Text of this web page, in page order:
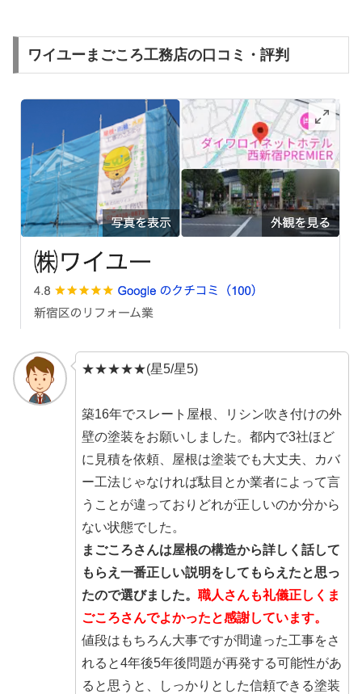
ワイユーまごころ工務店の口コミ・評判
★★★★★(星5/星5)
築16年でスレート屋根、リシン吹き付けの外
壁の塗装をお願いしました。都内で3社ほど
に見積を依頼、屋根は塗装でも大丈夫、カバ
ー工法じゃなければ駄目とか業者によって言
うことが違っておりどれが正しいのか分から
ない状態でした。
まごころさんは屋根の構造から詳しく話して
もらえ一番正しい説明をしてもらえたと思っ
たので選びました。 職人さんも礼儀正しくま
ごころさんでよかったと感謝しています。
値段はもちろん大事ですが間違った工事をさ
れると4年後5年後問題が再発する可能性があ
ると思うと、しっかりとした信頼できる塗装